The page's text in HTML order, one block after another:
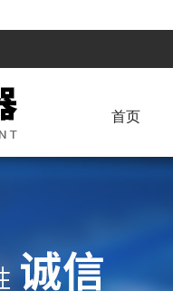
首页